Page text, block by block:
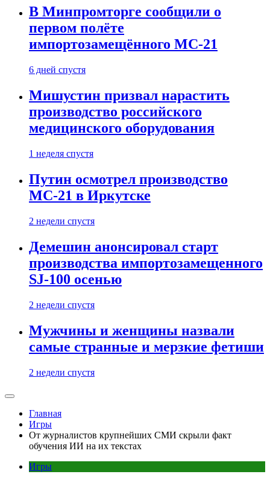
В Минпромторге сообщили о
первом полёте
импортозамещённого МС-21
6 дней спустя
Мишустин призвал нарастить
производство российского
медицинского оборудования
1 неделя спустя
Путин осмотрел производство
МС-21 в Иркутске
2 недели спустя
Демешин анонсировал старт
производства импортозамещенного
SJ-100 осенью
2 недели спустя
Мужчины и женщины назвали
самые странные и мерзкие фетиши
2 недели спустя
Главная
Игры
От журналистов крупнейших СМИ скрыли факт
обучения ИИ на их текстах
Игры